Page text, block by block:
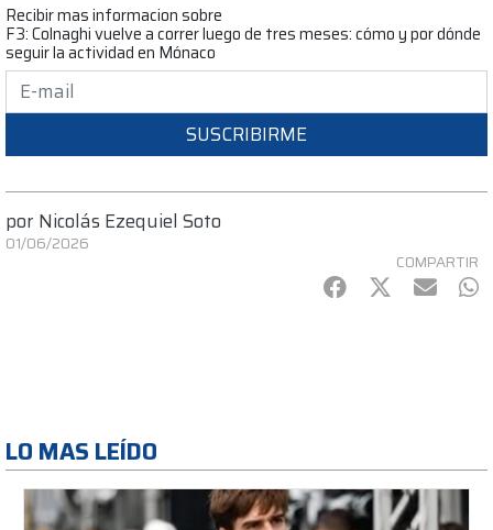
Recibir mas informacion sobre
F3: Colnaghi vuelve a correr luego de tres meses: cómo y por dónde
seguir la actividad en Mónaco
SUSCRIBIRME
por Nicolás Ezequiel Soto
01/06/2026
COMPARTIR
Facebook
Twitter
mail
LO MAS LEÍDO